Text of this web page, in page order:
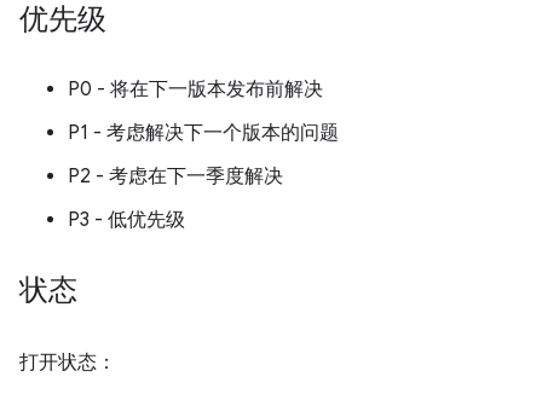
优先级
P0 - 将在下一版本发布前解决
P1 - 考虑解决下一个版本的问题
P2 - 考虑在下一季度解决
P3 - 低优先级
状态
打开状态：